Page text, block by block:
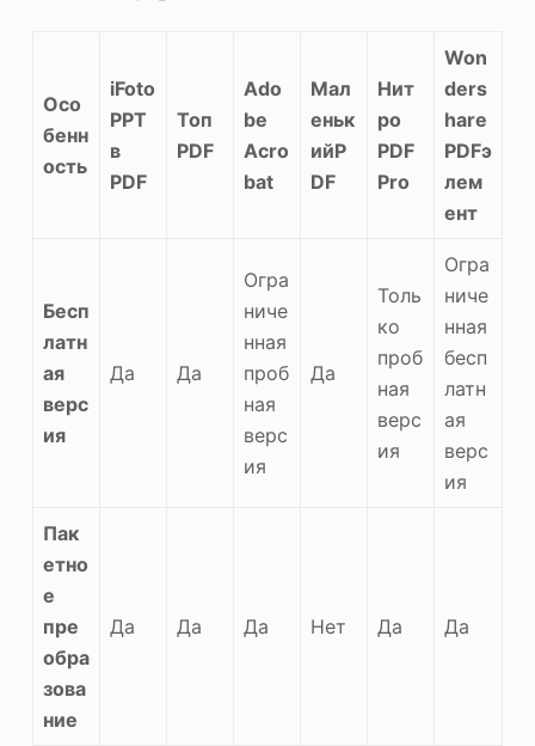
Осо
бенн
ость
iFoto
PPT
в
PDF
Топ
PDF
Ado
be
Acro
bat
Мал
еньк
ийP
DF
Нит
ро
PDF
Pro
Won
ders
hare
PDFэ
лем
ент
Бесп
латн
ая
верс
ия
Да Да
Огра
ниче
нная
проб
ная
верс
ия
Да
Толь
ко
проб
ная
верс
ия
Огра
ниче
нная
бесп
латн
ая
верс
ия
Пак
етно
е
пре
обра
зова
ние
Да Да Да Нет Да Да